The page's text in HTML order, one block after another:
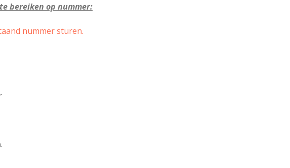
bereiken op nummer:
nummer sturen.